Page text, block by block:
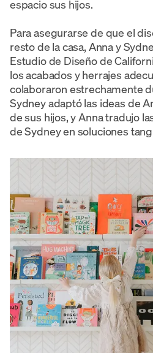
espacio sus hijos.
Para asegurarse de que el
resto de la casa, Anna y
Estudio de Diseño de
los acabados y herrajes
colaboraron estrechamente
Sydney adaptó las ideas de
de sus hijos, y Anna tradujo
de Sydney en soluciones